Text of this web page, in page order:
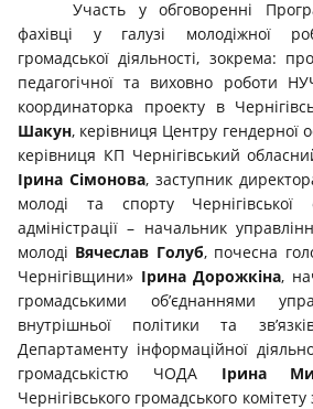
Участь у обговоренні
фахівці у галузі молодіжної
громадської діяльності, зокрема:
педагогічної та виховно роботи
координаторка проекту в
Шакун, керівниця Центру гендерної
керівниця КП Чернігівський
Ірина Сімонова, заступник
молоді та спорту Чернігівської
адміністрації – начальник
молоді Вячеслав Голуб, почесна
Чернігівщини» Ірина Дорожкіна,
громадськими об’єднаннями
внутрішньої політики та
Департаменту інформаційної
громадськістю ЧОДА Ірина
Чернігівського громадського